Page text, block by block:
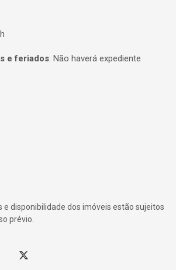
e feriados: Não haverá expediente
e disponibilidade dos imóveis estão sujeitos
prévio.
Twitter